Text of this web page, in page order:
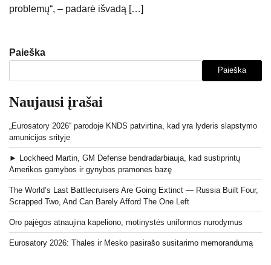
problemų“, – padarė išvadą […]
Paieška
Paieška
Naujausi įrašai
„Eurosatory 2026“ parodoje KNDS patvirtina, kad yra lyderis slapstymo
amunicijos srityje
► Lockheed Martin, GM Defense bendradarbiauja, kad sustiprintų
Amerikos gamybos ir gynybos pramonės bazę
The World’s Last Battlecruisers Are Going Extinct — Russia Built Four,
Scrapped Two, And Can Barely Afford The One Left
Oro pajėgos atnaujina kapeliono, motinystės uniformos nurodymus
Eurosatory 2026: Thales ir Mesko pasirašo susitarimo memorandumą